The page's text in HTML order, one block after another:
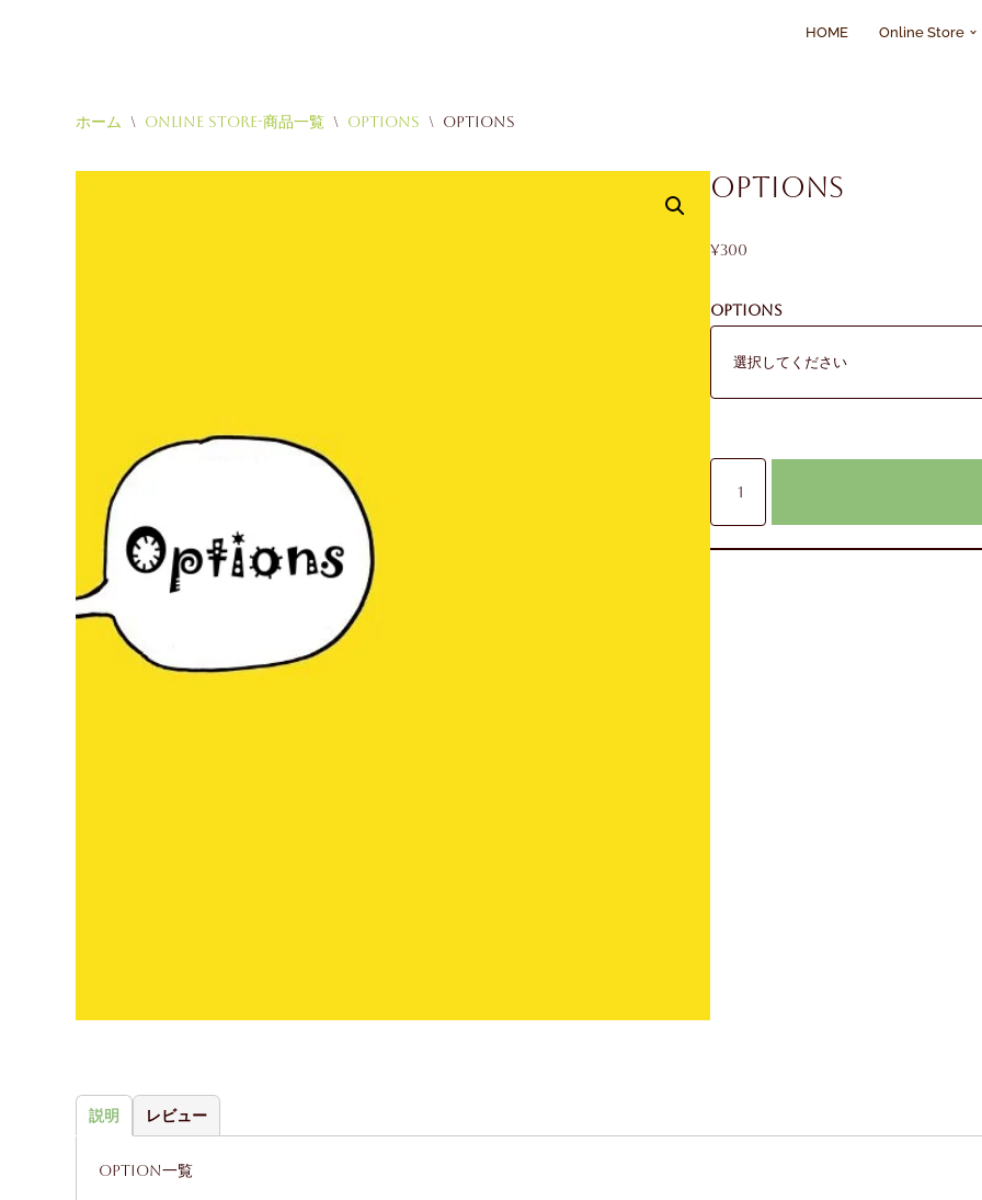
HOME Online Store
ホーム \ Online Store-商品一覧 \ Options \ Options
Options
¥300
Options
説明 レビュー
Option一覧